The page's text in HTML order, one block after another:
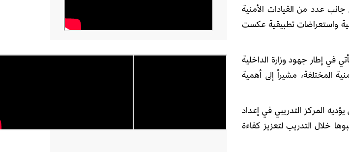
عدد من القيادات الأمنية
واستعراضات تطبيقية عكست
في إطار جهود وزارة الداخلية
المختلفة، مشيراً إلى أهمية
المركز التدريبي في إعداد
خلال التدريب لتعزيز كفاءة